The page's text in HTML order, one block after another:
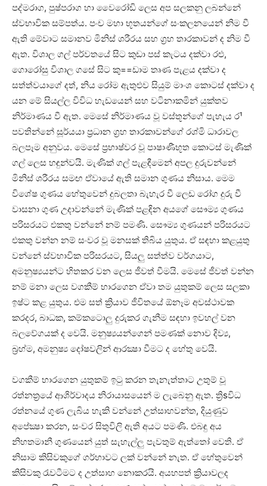
පද්මරාග, පුෂ්පරාග හා වෛරෝඩි ලෙස අප සලකනු ලබන්නේ
ස්‌වභාවික සම්පත්ය. පංච මහා භූතයන්ගේ සංකලනයෙන් නිම වී
ඇති මේවාට සමානව මිනිස්‌ ශරීරය සහ ග්‍රහ තාරකාවන් ද නිම වී
ඇත. විශාල ගල් පර්වතයේ සිට කුඩා පස්‌ කැටය දක්‌වා රළු,
ගොරෝසු විශාල ගසේ සිට කු==ඩාම තෘණ පැළය දක්‌වා ද
සත්ත්වයාගේ දත්, නිය රෝම ඇතුළුව සියුම් මාංශ කොටස්‌ දක්‌වා ද
යන මේ සියල්ල විවිධ හැඩයෙන් සහ වටිනාකමින් යුක්‌තව
නිර්මාණය වී ඇත. මෙසේ නිර්මාණය වූ වස්‌තූන්ගේ පැහැය ර¹
පවතින්නේ සූර්යයා ප්‍රධාන ග්‍රහ තාරකාවන්ගේ රශ්මි ධාරාවල
බලපෑම අනුවය. මෙසේ ප්‍රභාෂ්වර වූ පාෂාණීභූත කොටස්‌ මැණික්‌
ගල් ලෙස හඳුන්වයි. මැණික්‌ ගල් පැළඳීමෙන් අපල දුරුවන්නේ
මිනිස්‌ ශරීරය සමඟ ඒවායේ ඇති සමාන ගුණය නිසාය. මෙම
විශේෂ ගුණය හේතුවෙන් දුබලතා බැහැර වී ලෙඩ රෝග දුරු වී
වාසනා ගුණ උදාවන්නේ මැණික්‌ පළඳින අයගේ සෞම්‍ය ගුණය
පරිසරයට එකතු වන්නේ නම් පමණි. සෞම්‍ය ගුණයන් පරිසරයට
එකතු වන්න නම් සංවර වූ මනසක්‌ තිබිය යුතුය. ඒ සඳහා කළයුතු
වන්නේ ස්‌වභාවික පරිසරයට, සියලු සත්ත්ව වර්ගයාට,
අමනුෂ්‍යයන්ට හිතකර වන ලෙස ජීවත් වීමයි. මෙසේ ජීවත් වන්න
නම් මනා ලෙස වගකීම් භාරගෙන ඒවා තම යුතුකම් ලෙස සලකා
ඉෂ්ට කළ යුතුය. එම සත් ක්‍රියාව ජීවිතයේ ඕනෑම අවස්‌ථාවක
කරදර, බාධක, කම්කටොලු දුරුකර ගැනීම සඳහා ඉවහල් වන
බලවේගයක්‌ ද වෙයි. මනුෂ්‍යයන්ගෙන් පමණක්‌ නොව දිව්‍ය,
බ්‍රහ්ම, අමනුෂ්‍ය දෝෂවලින් ආරක්‍ෂා වීමට ද හේතු වෙයි.
වගකීම් භාරගෙන යුතුකම් ඉටු කරන තැනැත්තාට උතුම් වූ
රත්නත්‍රයේ ආශිර්වාදය නිරායාසයෙන් ම ලැබෙනු ඇත. ත්‍රිsවිධ
රත්නයේ ගුණ ලැබිය හැකි වන්නේ උත්සාහවන්ත, දියුණුව
අපේක්‍ෂා කරන, සංවර සිතුවිලි ඇති අයට පමණි. එබඳු අය
නිහතමානී ගුණයෙන් යුත් සැහැල්ලු පැවතුම් ඇත්තෝ වෙති. ඒ
නිසාම කිසිවකුගේ ගර්හාවට ලක්‌ වන්නේ නැත. ඒ හේතුවෙන්
කිසිවකු රැවටීමට ද උත්සාහ නොකරයි. අයහපත් ක්‍රියාවලද